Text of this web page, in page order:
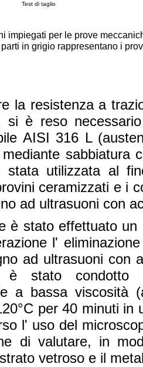
Test di taglio
impiegati per le prove
in grigio rappresentano i
la resistenza a
si è reso
AISI 316 L
sabbiatura
stata utilizzata al
ceramizzati e i
ad ultrasuoni con
è stato effettuato
l'
ad ultrasuoni con
è stato condotto
a bassa viscosità
per 40 minuti
l' uso del
di valutare, in
vetroso e il